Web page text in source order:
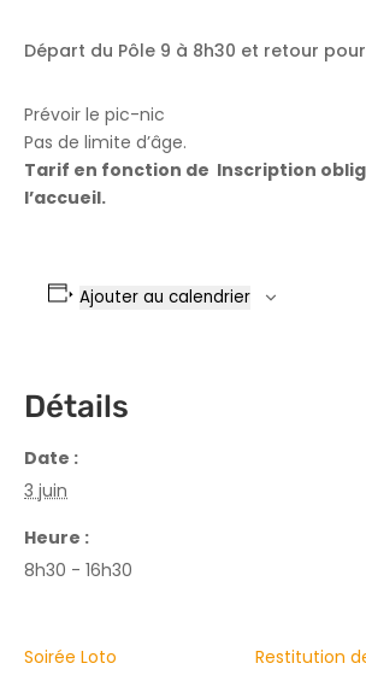
Départ du Pôle 9 à 8h30 et retour pour
Prévoir le pic-nic
Pas de limite d’âge.
Tarif en fonction de Inscription
l’accueil.
Ajouter au calendrier
Détails
Date :
3 juin
Heure :
8h30 - 16h30
Soirée Loto Restitution